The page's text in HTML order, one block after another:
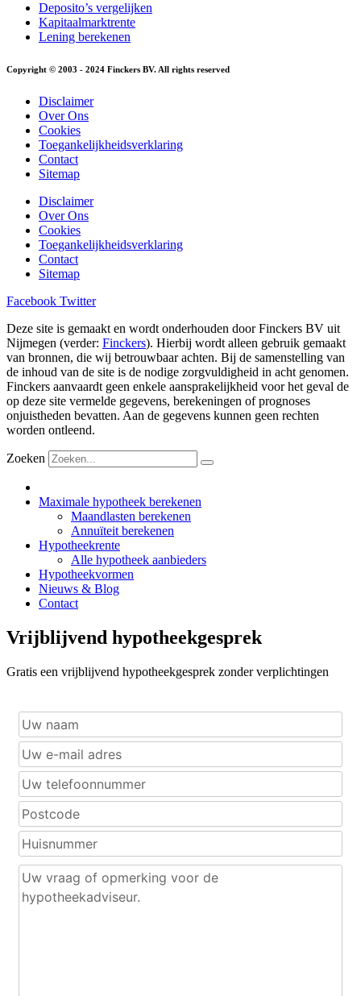
Deposito’s vergelijken
Kapitaalmarktrente
Lening berekenen
Copyright © 2003 - 2024 Finckers BV. All rights reserved
Disclaimer
Over Ons
Cookies
Toegankelijkheidsverklaring
Contact
Sitemap
Disclaimer
Over Ons
Cookies
Toegankelijkheidsverklaring
Contact
Sitemap
Facebook Twitter
Deze site is gemaakt en wordt onderhouden door Finckers BV uit
Nijmegen (verder: Finckers). Hierbij wordt alleen gebruik gemaakt
van bronnen, die wij betrouwbaar achten. Bij de samenstelling van
de inhoud van de site is de nodige zorgvuldigheid in acht genomen.
Finckers aanvaardt geen enkele aansprakelijkheid voor het geval de
op deze site vermelde gegevens, berekeningen of prognoses
onjuistheden bevatten. Aan de gegevens kunnen geen rechten
worden ontleend.
Zoeken
Maximale hypotheek berekenen
Maandlasten berekenen
Annuïteit berekenen
Hypotheekrente
Alle hypotheek aanbieders
Hypotheekvormen
Nieuws & Blog
Contact
Vrijblijvend hypotheekgesprek
Gratis een vrijblijvend hypotheekgesprek zonder verplichtingen